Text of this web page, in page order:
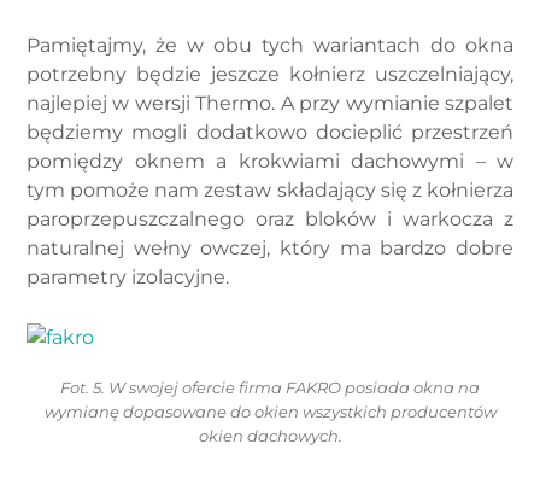
Pamiętajmy, że w obu tych wariantach do okna
potrzebny będzie jeszcze kołnierz uszczelniający,
najlepiej w wersji Thermo. A przy wymianie szpalet
będziemy mogli dodatkowo docieplić przestrzeń
pomiędzy oknem a krokwiami dachowymi – w
tym pomoże nam zestaw składający się z kołnierza
paroprzepuszczalnego oraz bloków i warkocza z
naturalnej wełny owczej, który ma bardzo dobre
parametry izolacyjne.
Fot. 5. W swojej ofercie firma FAKRO posiada okna na
wymianę dopasowane do okien wszystkich producentów
okien dachowych.